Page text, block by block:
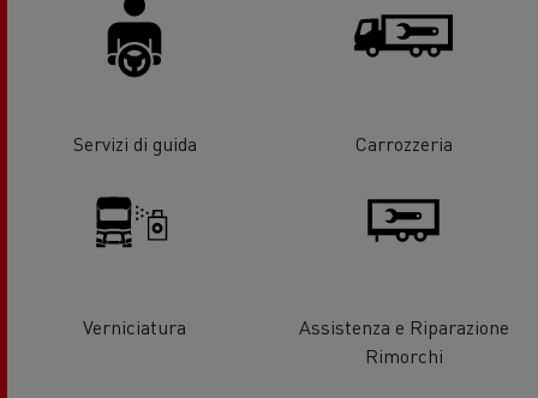
Servizi di guida Carrozzeria
Verniciatura
Assistenza e Riparazione
Rimorchi